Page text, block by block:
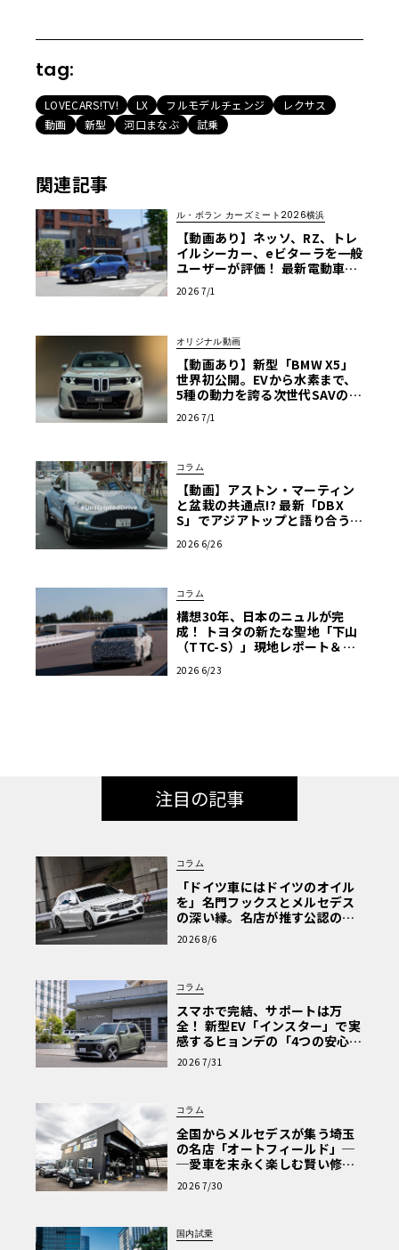
tag:
LOVECARS!TV! LX フルモデルチェンジ
レクサス
動画
新型 河口まなぶ 試乗
関連記事
ル・ボラン カーズミート2026横浜
【動画あり】ネッソ、RZ、トレ
イルシーカー、eビターラを一般
ユーザーが評価！ 最新電動車体
ーズミート2026横浜】
2026 7/1
オリジナル動画
【動画あり】新型「BMW X5」
世界初公開。EVから水素まで、
5種の動力を誇る次世代SAVの実
2026 7/1
コラム
【動画】アストン・マーティン
と盆栽の共通点!? 最新「DBX
S」でアジアトップと語り合う東
コベイワセテ 番外編】
2026 6/26
コラム
構想30年、日本のニュルが完
成！ トヨタの新たな聖地「下山
（TTC-S）」現地レポート＆新
2026 6/23
注目の記事
コラム
「ドイツ車にはドイツのオイル
を」名門フックスとメルセデス
の深い縁。名店が推す公認の安
心と、Cクラスで味わうシルキー
な走り〈PR〉
2026 8/6
コラム
スマホで完結、サポートは万
全！ 新型EV「インスター」で実
感するヒョンデの「4つの安心」
【第1回・ヒョンデ6つの疑問：
Why? Hyundai?】〈PR〉
2026 7/31
コラム
全国からメルセデスが集う埼玉
の名店「オートフィールド」─
─愛車を末永く楽しむ賢い修理
術と、プロがフックス製オイル
を選ぶ理由〈PR〉
2026 7/30
国内試乗